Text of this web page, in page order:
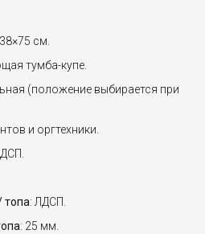
см.
тумба-купе.
(положение выбирается при
и оргтехники.
топа: ЛДСП.
: 25 мм.